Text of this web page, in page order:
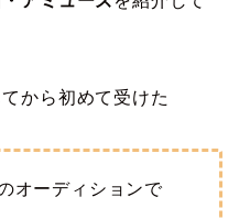
から初めて受けた
オーディションで